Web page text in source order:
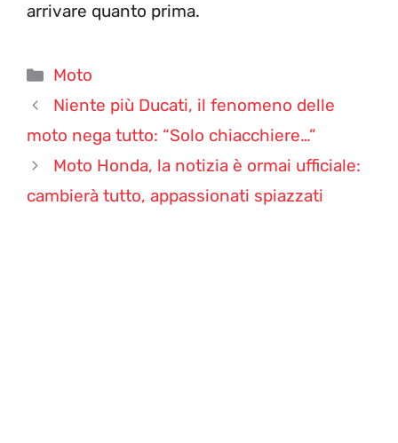
arrivare quanto prima.
Categorie
Moto
Niente più Ducati, il fenomeno delle
moto nega tutto: “Solo chiacchiere…”
Moto Honda, la notizia è ormai ufficiale:
cambierà tutto, appassionati spiazzati